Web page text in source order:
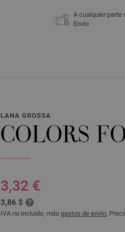
A cualquier parte
Envío
LANA GROSSA
COLORS
3,32 €
3,86 $
IVA no incluido, más gastos de envío,